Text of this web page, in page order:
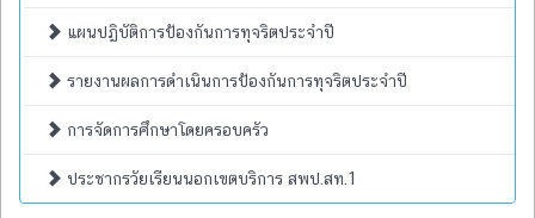
แผนปฏิบัติการป้องกันการทุจริตประจำปี
รายงานผลการดำเนินการป้องกันการทุจริตประจำปี
การจัดการศึกษาโดยครอบครัว
ประชากรวัยเรียนนอกเขตบริการ สพป.สท.1